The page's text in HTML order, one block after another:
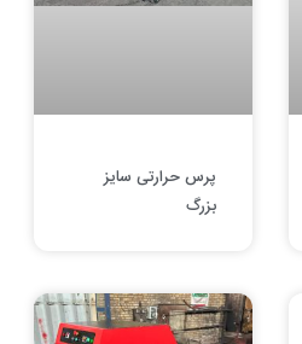
پرس حرارتی سایز
بزرگ